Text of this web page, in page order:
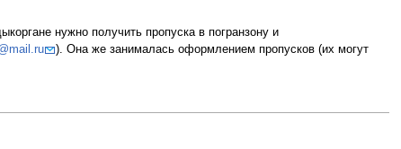
нужно получить пропуска в погранзону и
). Она же занималась оформлением пропусков (их могут